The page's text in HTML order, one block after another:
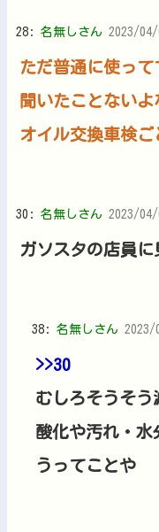
28: 名無しさん 2023/
ただ普通に使っ
聞いたことないよ
オイル交換車検
30: 名無しさん 2023/
ガソスタの店員
38: 名無しさん
>>30
むしろそうそう
酸化や汚れ・水
うってことや